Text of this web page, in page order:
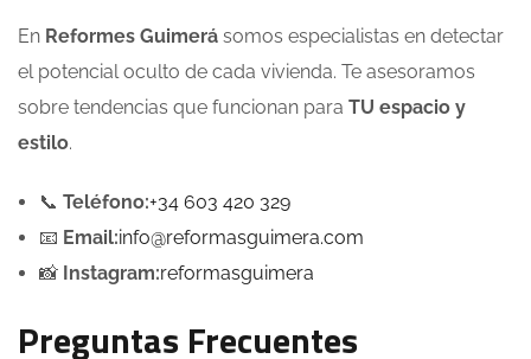
En Reformes Guimerá somos especialistas en detectar
el potencial oculto de cada vivienda. Te asesoramos
sobre tendencias que funcionan para TU espacio y
estilo.
📞 Teléfono:+34 603 420 329
📧 Email:info@reformasguimera.com
📸 Instagram:reformasguimera
Preguntas Frecuentes